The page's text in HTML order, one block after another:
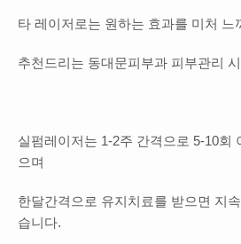
타 레이저로는 원하는 효과를 미처 느
추천드리는 동대문피부과 피부관리
실펌레이저는 1-2주 간격으로 5-10회
으며
한달간격으로 유지치료를 받으면 지
습니다.